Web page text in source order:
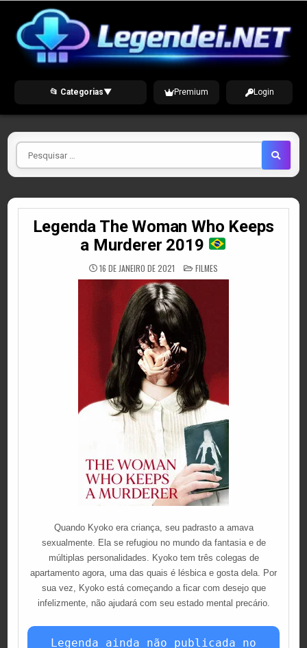
content
📂 Categorias▼ Premium Login
Pesquisar
por
Legenda The Woman Who Keeps
a Murderer 2019
16 DE JANEIRO DE 2021 POSTED
IN
FILMES
Quando Kyoko era criança, seu padrasto a amava
sexualmente. Ela se refugiou no mundo da fantasia e de
múltiplas personalidades. Kyoko tem três colegas de
apartamento agora, uma das quais é lésbica e gosta dela. Por
sua vez, Kyoko está começando a ficar com desejo que
infelizmente, não ajudará com seu estado mental precário.
Legenda ainda não publicada no